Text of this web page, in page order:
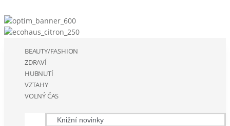
BEAUTY/FASHION
ZDRAVÍ
HUBNUTÍ
VZTAHY
VOLNÝ ČAS
Knižní novinky